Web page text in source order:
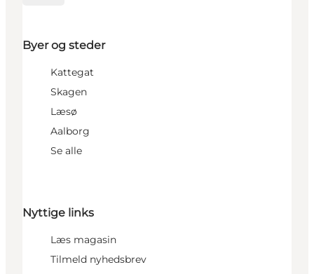
Byer og steder
Kattegat
Skagen
Læsø
Aalborg
Se alle
Nyttige links
Læs magasin
Tilmeld nyhedsbrev